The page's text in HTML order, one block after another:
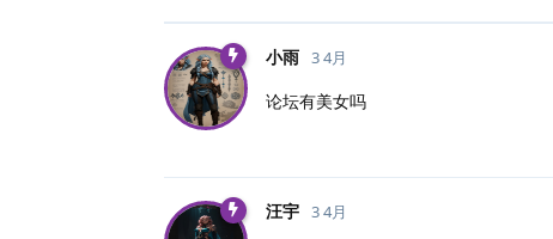
小雨 3 4月
论坛有美女吗
汪宇 3 4月